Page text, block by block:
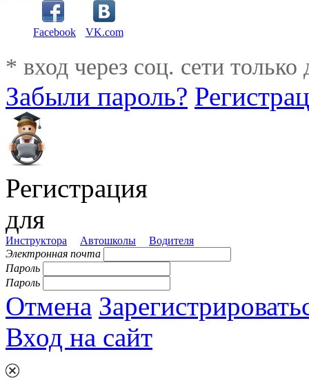
Facebook VK.com
* вход через соц. сети
Забыли пароль?
Регистрация
для
Инструктора Автошколы
Водителя
Электронная почта
Пароль
Пароль
Отмена
Вход на сайт